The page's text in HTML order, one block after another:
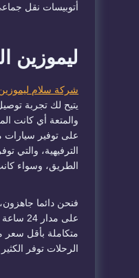
أتوبيسات نقل
ليموزين
شركة سلام
يتيح لك تجربة
والمتعة أي كانت
على توفير سيارات
الترفيهية، والتي
الطريق، وسواء
فنحن دائما
على
متكاملة بأقل
الرحلات توفر